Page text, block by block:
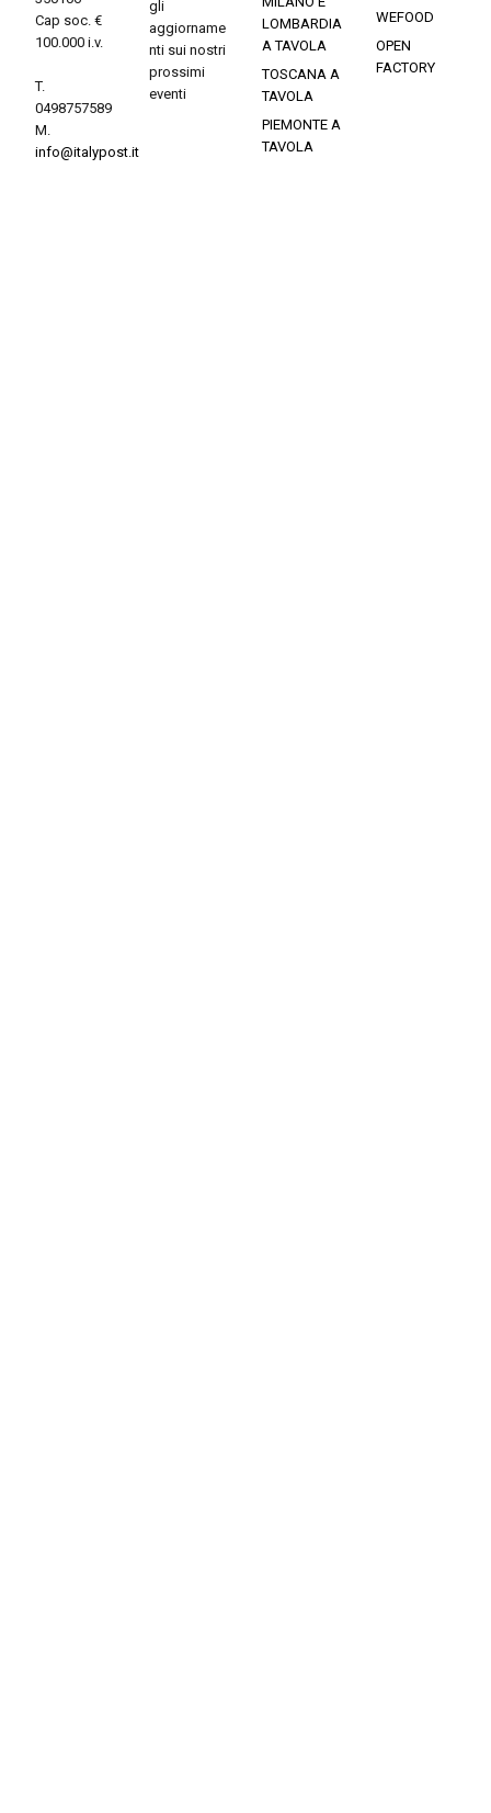
Cap soc. €
100.000 i.v.
T.
0498757589
M.
info@italypost.it
gli
aggiorname
nti sui nostri
prossimi
eventi
LOMBARDIA
A TAVOLA
TOSCANA A
TAVOLA
PIEMONTE A
TAVOLA
WEFOOD
OPEN
FACTORY